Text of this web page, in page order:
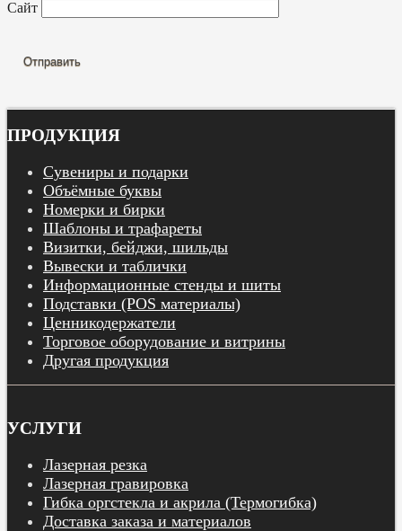
Сайт
ПРОДУКЦИЯ
Сувениры и подарки
Объёмные буквы
Номерки и бирки
Шаблоны и трафареты
Визитки, бейджи, шильды
Вывески и таблички
Информационные стенды и шиты
Подставки (POS материалы)
Ценникодержатели
Торговое оборудование и витрины
Другая продукция
УСЛУГИ
Лазерная резка
Лазерная гравировка
Гибка оргстекла и акрила (Термогибка)
Доставка заказа и материалов